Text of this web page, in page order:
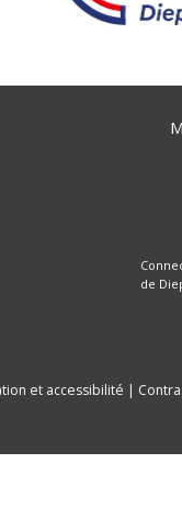
de
et accessibilité |